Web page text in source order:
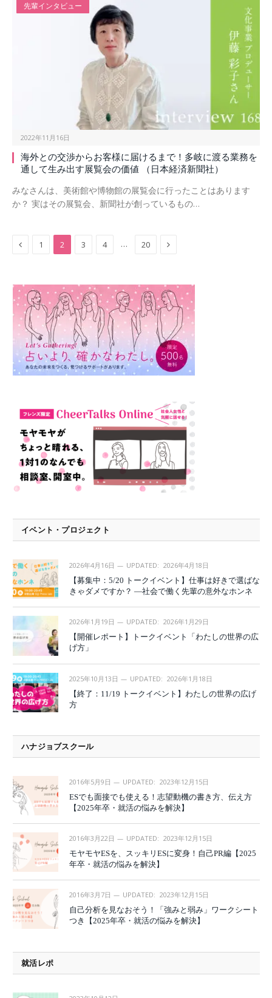
先輩インタビュー
2022年11月16日
海外との交渉からお客様に届けるまで！多岐に渡る業務を
通して生み出す展覧会の価値 （日本経済新聞社）
みなさんは、美術館や博物館の展覧会に行ったことはあります
か？ 実はその展覧会、新聞社が創っているもの…
Previous
1 2 3 4 … 20 Next
イベント・プロジェクト
2026年4月16日 UPDATED: 2026年4月18日
【募集中：5/20 トークイベント】仕事は好きで選ばな
きゃダメですか？ —社会で働く先輩の意外なホンネ
2026年1月19日 UPDATED: 2026年1月29日
【開催レポート】トークイベント「わたしの世界の広
げ方」
2025年10月13日 UPDATED: 2026年1月18日
【終了：11/19 トークイベント】わたしの世界の広げ
方
ハナジョブスクール
2016年5月9日 UPDATED: 2023年12月15日
ESでも面接でも使える！志望動機の書き方、伝え方
【2025年卒・就活の悩みを解決】
2016年3月22日 UPDATED: 2023年12月15日
モヤモヤESを、スッキリESに変身！自己PR編【2025
年卒・就活の悩みを解決】
2016年3月7日 UPDATED: 2023年12月15日
自己分析を見なおそう！「強みと弱み」ワークシート
つき【2025年卒・就活の悩みを解決】
就活レポ